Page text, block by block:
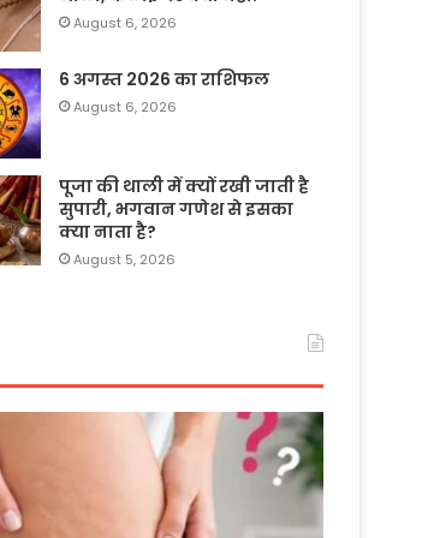
August 6, 2026
6 अगस्त 2026 का राशिफल
August 6, 2026
पूजा की थाली में क्यों रखी जाती है
सुपारी, भगवान गणेश से इसका
क्या नाता है?
August 5, 2026